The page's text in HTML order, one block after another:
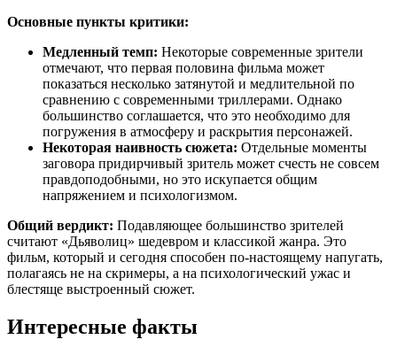
Основные пункты критики:
Медленный темп: Некоторые современные зрители
отмечают, что первая половина фильма может
показаться несколько затянутой и медлительной по
сравнению с современными триллерами. Однако
большинство соглашается, что это необходимо для
погружения в атмосферу и раскрытия персонажей.
Некоторая наивность сюжета: Отдельные моменты
заговора придирчивый зритель может счесть не совсем
правдоподобными, но это искупается общим
напряжением и психологизмом.
Общий вердикт: Подавляющее большинство зрителей
считают «Дьяволиц» шедевром и классикой жанра. Это
фильм, который и сегодня способен по-настоящему напугать,
полагаясь не на скримеры, а на психологический ужас и
блестяще выстроенный сюжет.
Интересные факты